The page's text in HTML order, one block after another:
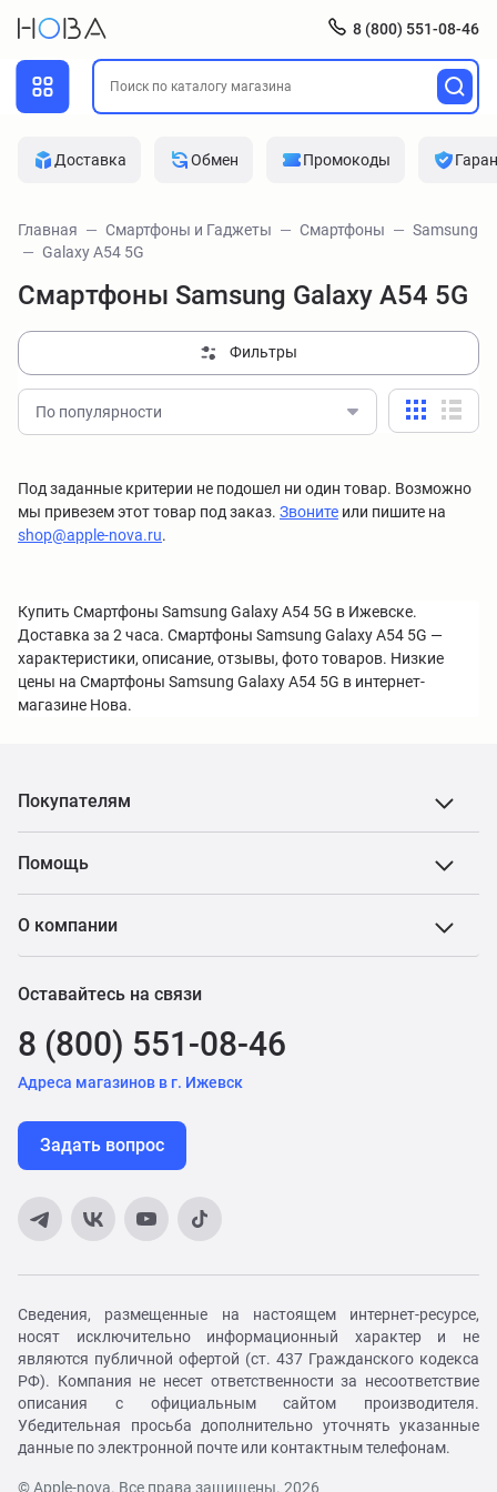
8 (800) 551-08-46
Доставка Обмен Промокоды
Главная Смартфоны и Гаджеты Смартфоны
Samsung
Galaxy A54 5G
Смартфоны Samsung Galaxy A54 5G
Фильтры
По популярности
Под заданные критерии не подошел ни один товар. Возможно
мы привезем этот товар под заказ. Звоните или пишите на
shop@apple-nova.ru.
Купить Смартфоны Samsung Galaxy A54 5G в Ижевске.
Доставка за 2 часа. Смартфоны Samsung Galaxy A54 5G —
характеристики, описание, отзывы, фото товаров. Низкие
цены на Смартфоны Samsung Galaxy A54 5G в интернет-
магазине Нова.
Покупателям
Помощь
О компании
Оставайтесь на связи
8 (800) 551-08-46
Адреса магазинов в г. Ижевск
Задать вопрос
Сведения, размещенные на настоящем интернет-ресурсе,
носят исключительно информационный характер и не
являются публичной офертой (ст. 437 Гражданского кодекса
РФ). Компания не несет ответственности за несоответствие
описания с официальным сайтом производителя.
Убедительная просьба дополнительно уточнять указанные
данные по электронной почте или контактным телефонам.
© Apple-nova. Все права защищены. 2026